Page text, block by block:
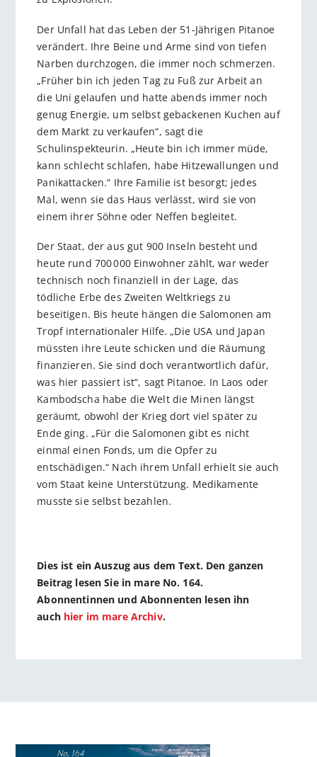
Der Unfall hat das Leben der 51-Jährigen Pitanoe
verändert. Ihre Beine und Arme sind von tiefen
Narben durchzogen, die immer noch schmerzen.
„Früher bin ich jeden Tag zu Fuß zur Arbeit an
die Uni gelaufen und hatte abends immer noch
genug Energie, um selbst gebackenen Kuchen auf
dem Markt zu verkaufen“, sagt die
Schulinspekteurin. „Heute bin ich immer müde,
kann schlecht schlafen, habe Hitzewallungen und
Panikattacken.“ Ihre Familie ist besorgt; jedes
Mal, wenn sie das Haus verlässt, wird sie von
einem ihrer Söhne oder Neffen begleitet.
Der Staat, der aus gut 900 Inseln besteht und
heute rund 700 000 Einwohner zählt, war weder
technisch noch finanziell in der Lage, das
tödliche Erbe des Zweiten Weltkriegs zu
beseitigen. Bis heute hängen die Salomonen am
Tropf internationaler Hilfe. „Die USA und Japan
müssten ihre Leute schicken und die Räumung
finanzieren. Sie sind doch verantwortlich dafür,
was hier passiert ist“, sagt Pitanoe. In Laos oder
Kambodscha habe die Welt die Minen längst
geräumt, obwohl der Krieg dort viel später zu
Ende ging. „Für die Salomonen gibt es nicht
einmal einen Fonds, um die Opfer zu
entschädigen.“ Nach ihrem Unfall erhielt sie auch
vom Staat keine Unterstützung. Medikamente
musste sie selbst bezahlen.
Dies ist ein Auszug aus dem Text. Den ganzen
Beitrag lesen Sie in mare No. 164.
Abonnentinnen und Abonnenten lesen ihn
auch hier im mare Archiv.